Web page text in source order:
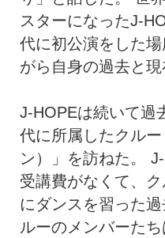
スターになったJ-
代に初公演をした
がら自身の過去と現
J-HOPEは続いて過
代に所属したクル
ン）」を訪ねた。
受講費がなくて、
にダンスを習った
ルーのメンバーた